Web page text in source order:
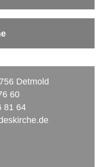
Detmold
60
81 64